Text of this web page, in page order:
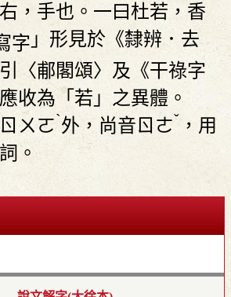
，手也。一曰杜若，香
」形見於《隸辨．去
〈郙閣頌〉及《干祿字
收為「若」之異體。
ㄖㄨㄛˋ外，尚音ㄖㄜˇ ，用
。